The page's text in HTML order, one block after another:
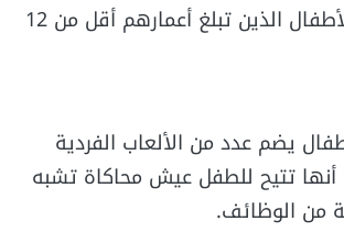
200 جنيه للأطفال الذين تبلغ أعمارهم أقل من 12
يضم عدد من الألعاب الفردية
أنها تتيح للطفل عيش محاكاة تشبه
من الوظائف.